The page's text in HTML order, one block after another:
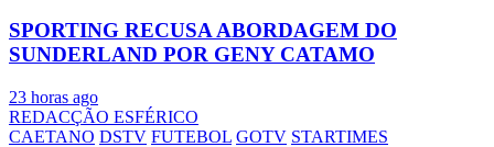
SPORTING RECUSA ABORDAGEM DO
SUNDERLAND POR GENY CATAMO
23 horas ago
REDACÇÃO ESFÉRICO
CAETANO DSTV FUTEBOL GOTV STARTIMES